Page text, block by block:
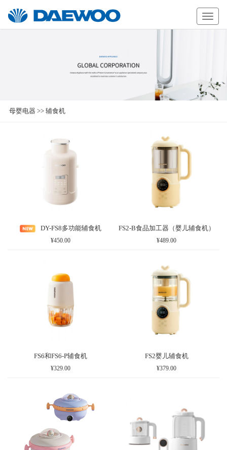
母婴电器 >> 辅食机
DY-FS8多功能辅食机
¥450.00
FS2-B食品加工器（婴儿辅食机）
¥489.00
FS6和FS6-P辅食机
¥329.00
FS2婴儿辅食机
¥379.00